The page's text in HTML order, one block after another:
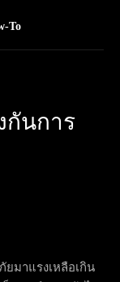
To
กันการ
มาแรงเหลือเกิน